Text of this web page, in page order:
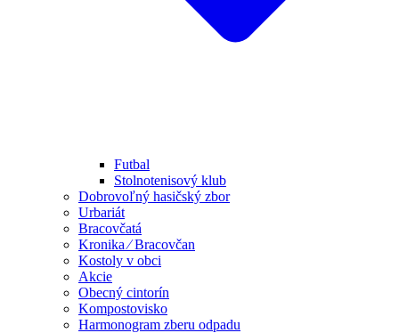
Futbal
Stolnotenisový klub
Dobrovoľný hasičský zbor
Urbariát
Bracovčatá
Kronika ⁄ Bracovčan
Kostoly v obci
Akcie
Obecný cintorín
Kompostovisko
Harmonogram zberu odpadu